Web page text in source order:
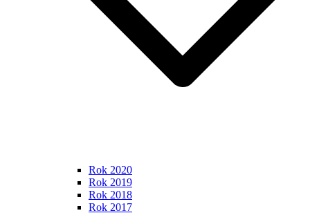
Rok 2020
Rok 2019
Rok 2018
Rok 2017